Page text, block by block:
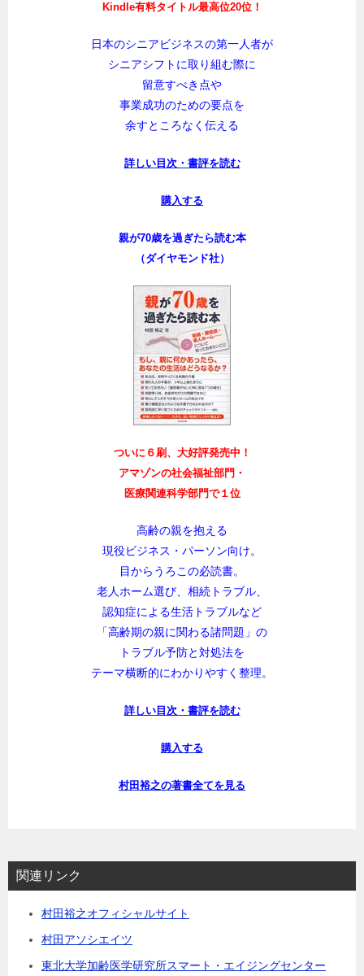
Kindle有料タイトル最高位20位！
日本のシニアビジネスの第一人者が
シニアシフトに取り組む際に
留意すべき点や
事業成功のための要点を
余すところなく伝える
詳しい目次・書評を読む
購入する
親が70歳を過ぎたら読む本
（ダイヤモンド社）
ついに６刷、大好評発売中！
アマゾンの社会福祉部門・
医療関連科学部門で１位
高齢の親を抱える
現役ビジネス・パーソン向け。
目からうろこの必読書。
老人ホーム選び、相続トラブル、
認知症による生活トラブルなど
「高齢期の親に関わる諸問題」の
トラブル予防と対処法を
テーマ横断的にわかりやすく整理。
詳しい目次・書評を読む
購入する
村田裕之の著書全てを見る
関連リンク
村田裕之オフィシャルサイト
村田アソシエイツ
東北大学加齢医学研究所スマート・エイジングセンター